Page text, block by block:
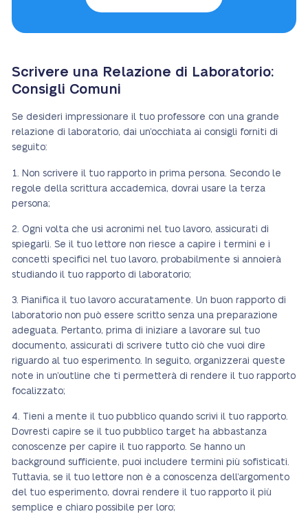
Scrivere una Relazione di Laboratorio:
Consigli Comuni
Se desideri impressionare il tuo professore con una grande
relazione di laboratorio, dai un’occhiata ai consigli forniti di
seguito:
Non scrivere il tuo rapporto in prima persona. Secondo le
regole della scrittura accademica, dovrai usare la terza
persona;
Ogni volta che usi acronimi nel tuo lavoro, assicurati di
spiegarli. Se il tuo lettore non riesce a capire i termini e i
concetti specifici nel tuo lavoro, probabilmente si annoierà
studiando il tuo rapporto di laboratorio;
Pianifica il tuo lavoro accuratamente. Un buon rapporto di
laboratorio non può essere scritto senza una preparazione
adeguata. Pertanto, prima di iniziare a lavorare sul tuo
documento, assicurati di scrivere tutto ciò che vuoi dire
riguardo al tuo esperimento. In seguito, organizzerai queste
note in un’outline che ti permetterà di rendere il tuo rapporto
focalizzato;
Tieni a mente il tuo pubblico quando scrivi il tuo rapporto.
Dovresti capire se il tuo pubblico target ha abbastanza
conoscenze per capire il tuo rapporto. Se hanno un
background sufficiente, puoi includere termini più sofisticati.
Tuttavia, se il tuo lettore non è a conoscenza dell’argomento
del tuo esperimento, dovrai rendere il tuo rapporto il più
semplice e chiaro possibile per loro;